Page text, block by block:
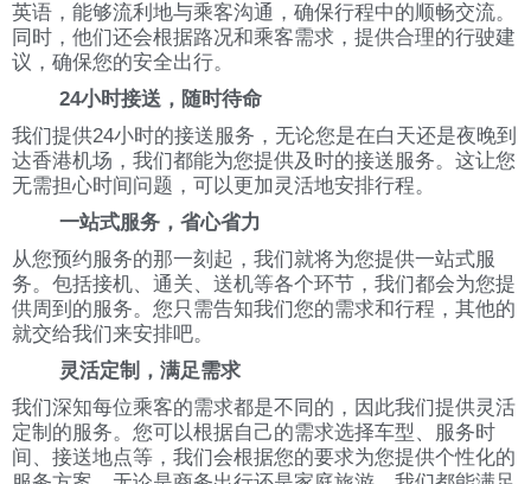
英语，能够流利地与乘客沟通，确保行程中的顺畅交流。
同时，他们还会根据路况和乘客需求，提供合理的行驶建
议，确保您的安全出行。
24小时接送，随时待命
我们提供24小时的接送服务，无论您是在白天还是夜晚到
达香港机场，我们都能为您提供及时的接送服务。这让您
无需担心时间问题，可以更加灵活地安排行程。
一站式服务，省心省力
从您预约服务的那一刻起，我们就将为您提供一站式服
务。包括接机、通关、送机等各个环节，我们都会为您提
供周到的服务。您只需告知我们您的需求和行程，其他的
就交给我们来安排吧。
灵活定制，满足需求
我们深知每位乘客的需求都是不同的，因此我们提供灵活
定制的服务。您可以根据自己的需求选择车型、服务时
间、接送地点等，我们会根据您的要求为您提供个性化的